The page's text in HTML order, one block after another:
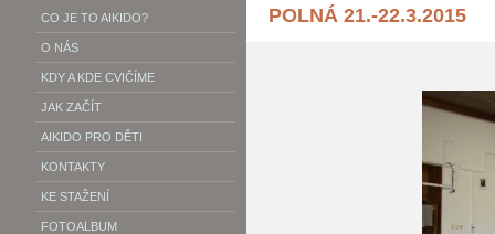
POLNÁ 21.-22.3.2015
CO JE TO AIKIDO?
O NÁS
KDY A KDE CVIČÍME
JAK ZAČÍT
AIKIDO PRO DĚTI
KONTAKTY
KE STAŽENÍ
FOTOALBUM